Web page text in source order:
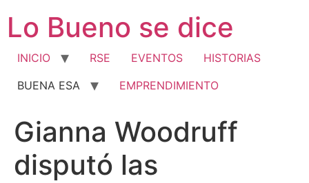
contenido
Lo Bueno se dice
INICIO RSE EVENTOS
HISTORIAS
BUENA ESA
EMPRENDIMIENTO
Gianna Woodruff
disputó las